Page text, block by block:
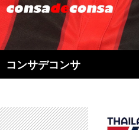
コンサデコンサ
索
ン
ツ